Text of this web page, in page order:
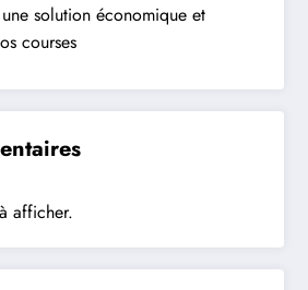
solution économique et
courses
afficher.